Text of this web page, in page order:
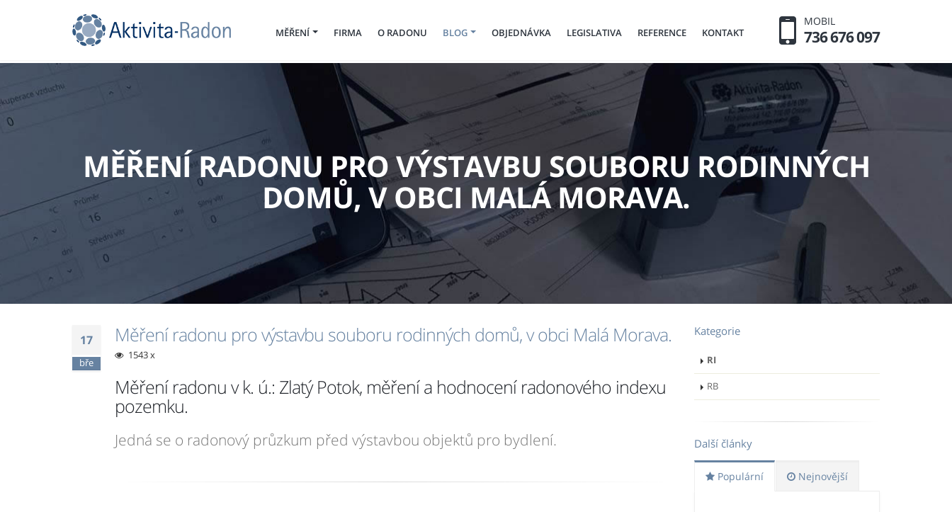
MOBIL
736 676 097
MĚŘENÍ FIRMA O RADONU BLOG OBJEDNÁVKA LEGISLATIVA REFERENCE KONTAKT
MĚŘENÍ RADONU PRO VÝSTAVBU SOUBORU RODINNÝCH
DOMŮ, V OBCI MALÁ MORAVA.
17
bře
Měření radonu pro výstavbu souboru rodinných domů, v obci Malá Morava.
1543 x
Měření radonu v k. ú.: Zlatý Potok, měření a hodnocení radonového indexu
pozemku.
Jedná se o radonový průzkum před výstavbou objektů pro bydlení.
Kategorie
RI
RB
Další články
Populární Nejnovější